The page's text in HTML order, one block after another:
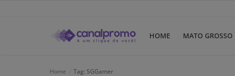
HOME MATO GROSSO
Home Tag: SGGamer